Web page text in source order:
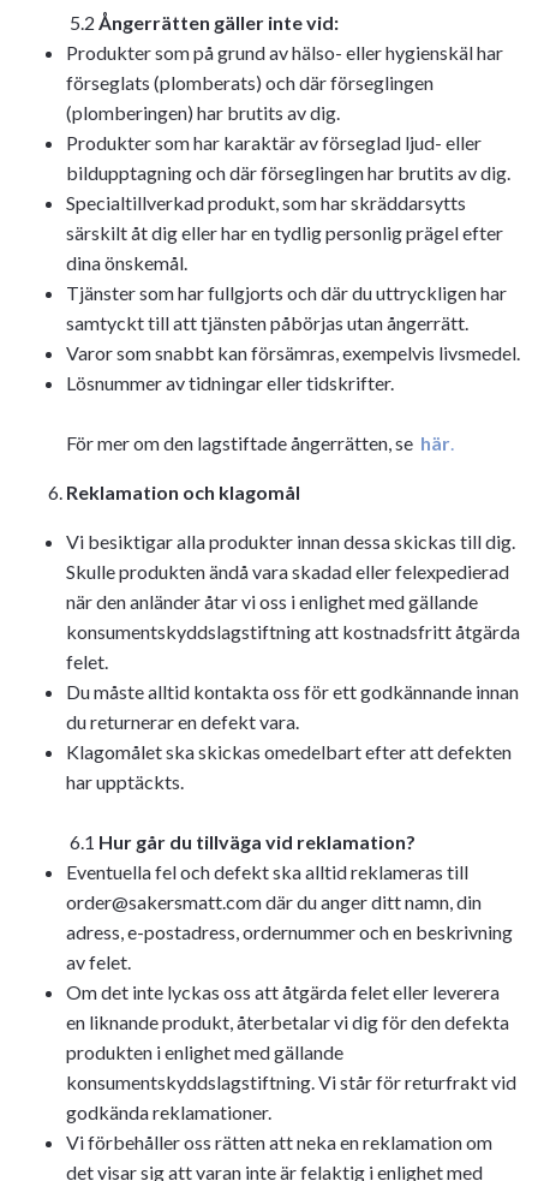
5.2 Ångerrätten gäller inte vid:
Produkter som på grund av hälso- eller hygienskäl har
förseglats (plomberats) och där förseglingen
(plomberingen) har brutits av dig.
Produkter som har karaktär av förseglad ljud- eller
bildupptagning och där förseglingen har brutits av dig.
Specialtillverkad produkt, som har skräddarsytts
särskilt åt dig eller har en tydlig personlig prägel efter
dina önskemål.
Tjänster som har fullgjorts och där du uttryckligen har
samtyckt till att tjänsten påbörjas utan ångerrätt.
Varor som snabbt kan försämras, exempelvis livsmedel.
Lösnummer av tidningar eller tidskrifter.
För mer om den lagstiftade ångerrätten, se här.
Reklamation och klagomål
Vi besiktigar alla produkter innan dessa skickas till dig.
Skulle produkten ändå vara skadad eller felexpedierad
när den anländer åtar vi oss i enlighet med gällande
konsumentskyddslagstiftning att kostnadsfritt åtgärda
felet.
Du måste alltid kontakta oss för ett godkännande innan
du returnerar en defekt vara.
Klagomålet ska skickas omedelbart efter att defekten
har upptäckts.
6.1 Hur går du tillväga vid reklamation?
Eventuella fel och defekt ska alltid reklameras till
order@sakersmatt.comdär du anger ditt namn, din
adress, e-postadress, ordernummer och en beskrivning
av felet.
Om det inte lyckas oss att åtgärda felet eller leverera
en liknande produkt, återbetalar vi dig för den defekta
produkten i enlighet med gällande
konsumentskyddslagstiftning. Vi står för returfrakt vid
godkända reklamationer.
Vi förbehåller oss rätten att neka en reklamation om
det visar sig att varan inte är felaktig i enlighet med